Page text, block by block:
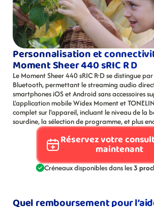
Personnalisation et
Moment Sheer 440 sRIC R D
Le Moment Sheer 440 sRIC R-D se distingue
Bluetooth, permettant le streaming audio
smartphones iOS et Android sans accessoires
L'application mobile Widex Moment et
complet sur l'appareil, incluant le niveau de la
sourdine, la sélection de programme, et plus
Réservez votre
maintenant
Créneaux disponibles dans les 3
Quel remboursement pour